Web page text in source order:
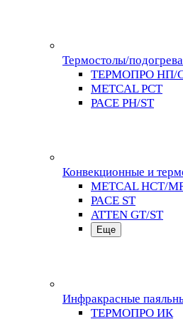
Термостолы/
ТЕРМОПРО НП/
METCAL PCT
PACE PH/ST
Конвекционные и
METCAL HCT/
PACE ST
ATTEN GT/ST
Еще
Инфракрасные
ТЕРМОПРО ИК